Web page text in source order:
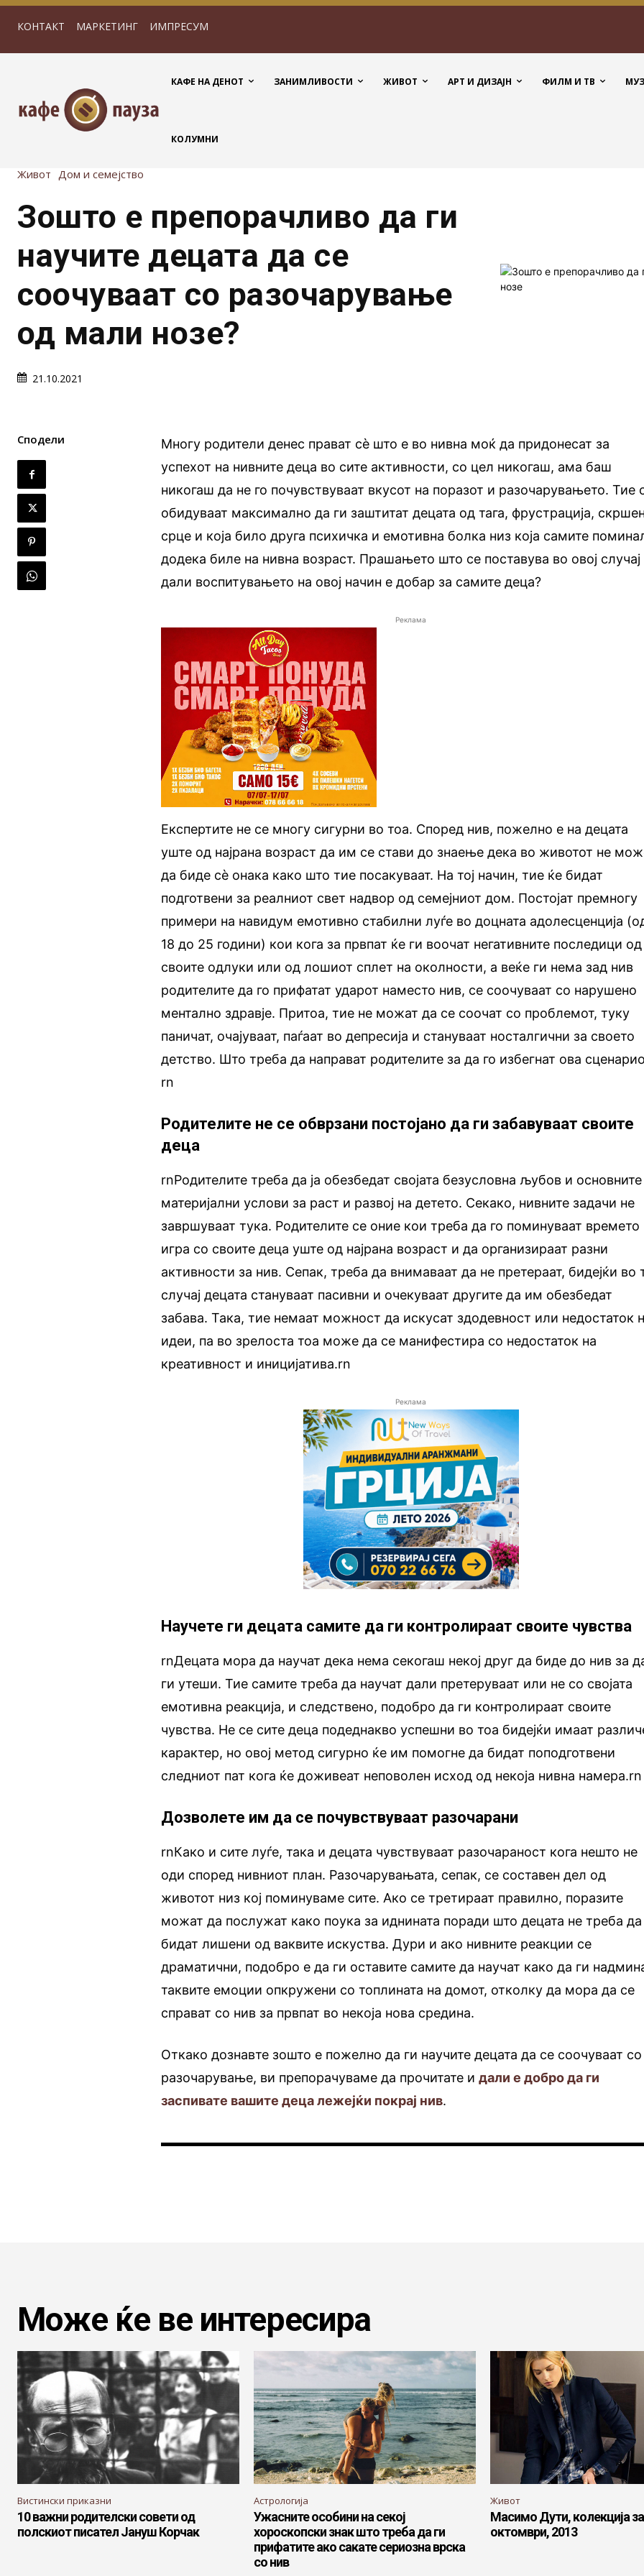
КОНТАКТ МАРКЕТИНГ ИМПРЕСУМ
КАФЕ НА ДЕНОТ ЗАНИМЛИВОСТИ ЖИВОТ АРТ И ДИЗАЈН ФИЛМ И ТВ
КОЛУМНИ
Живот Дом и семејство
Зошто е препорачливо да ги
научите децата да се
соочуваат со разочарување
од мали нозе?
21.10.2021
Сподели
Многу родители денес прават сè што е во нивна моќ да придонесат за
успехот на нивните деца во сите активности, со цел никогаш, ама баш
никогаш да не го почувствуваат вкусот на поразот и разочарувањето. Тие
обидуваат максимално да ги заштитат децата од тага, фрустрација,
срце и која било друга психичка и емотивна болка низ која самите
додека биле на нивна возраст. Прашањето што се поставува во овој случај
дали воспитувањето на овој начин е добар за самите деца?
Реклама
Експертите не се многу сигурни во тоа. Според нив, пожелно е на децата
уште од најрана возраст да им се стави до знаење дека во животот не
да биде сè онака како што тие посакуваат. На тој начин, тие ќе бидат
подготвени за реалниот свет надвор од семејниот дом. Постојат премногу
примери на навидум емотивно стабилни луѓе во доцната адолесценција
18 до 25 години) кои кога за првпат ќе ги воочат негативните последици од
своите одлуки или од лошиот сплет на околности, а веќе ги нема зад нив
родителите да го прифатат ударот наместо нив, се соочуваат со нарушено
ментално здравје. Притоа, тие не можат да се соочат со проблемот, туку
паничат, очајуваат, паѓаат во депресија и стануваат носталгични за своето
детство. Што треба да направат родителите за да го избегнат ова
rn
Родителите не се обврзани постојано да ги забавуваат своите
деца
rnРодителите треба да ја обезбедат својата безусловна љубов и основните
материјални услови за раст и развој на детето. Секако, нивните задачи не
завршуваат тука. Родителите се оние кои треба да го поминуваат времето
игра со своите деца уште од најрана возраст и да организираат разни
активности за нив. Сепак, треба да внимаваат да не претераат, бидејќи во
случај децата стануваат пасивни и очекуваат другите да им обезбедат
забава. Така, тие немаат можност да искусат здодевност или недостаток
идеи, па во зрелоста тоа може да се манифестира со недостаток на
креативност и иницијатива.rn
Реклама
Научете ги децата самите да ги контролираат своите чувства
rnДецата мора да научат дека нема секогаш некој друг да биде до нив за
ги утеши. Тие самите треба да научат дали претеруваат или не со својата
емотивна реакција, и следствено, подобро да ги контролираат своите
чувства. Не се сите деца подеднакво успешни во тоа бидејќи имаат
карактер, но овој метод сигурно ќе им помогне да бидат поподготвени
следниот пат кога ќе доживеат неповолен исход од некоја нивна намера.rn
Дозволете им да се почувствуваат разочарани
rnКако и сите луѓе, така и децата чувствуваат разочараност кога нешто не
оди според нивниот план. Разочарувањата, сепак, се составен дел од
животот низ кој поминуваме сите. Ако се третираат правилно, поразите
можат да послужат како поука за иднината поради што децата не треба да
бидат лишени од ваквите искуства. Дури и ако нивните реакции се
драматични, подобро е да ги оставите самите да научат како да ги
таквите емоции опкружени со топлината на домот, отколку да мора да се
справат со нив за првпат во некоја нова средина.
Откако дознавте зошто е пожелно да ги научите децата да се соочуваат со
разочарување, ви препорачуваме да прочитате идали е добро да ги
заспивате вашите деца лежејќи покрај нив.
Може ќе ве интересира
Вистински приказни
10 важни родителски совети од
полскиот писател Јануш Корчак
Астрологија
Ужасните особини на секој
хороскопски знак што треба да ги
прифатите ако сакате сериозна врска
со нив
Живот
Масимо Дути, колекција
октомври, 2013